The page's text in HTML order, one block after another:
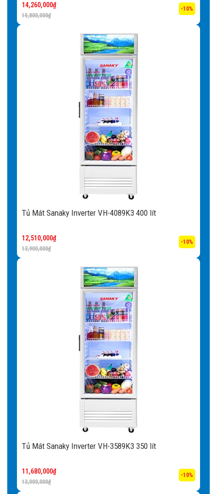
Thực phẩm tươi ngon cùng với
công nghệ NO FROST
Làm lạnh theo kiểu Nofrost với dàn lạnh gián tiếp nằm trên
nóc tủ có quạt đảo nhiệt đảm bảo nhiệt độ trong tủ luôn
Với công nghệ làm lạnh Nofrost, Tủ Mát Sanaky VH-
5089K sẽ hoàn toàn không gây ra hiện tượng đóng đá dàn
lạnh. Do vậy hạn chế việc người sử dụng phải xả đông khi
sử dụng và bảo quản đồ được tốt hơn.
Nhiều tiện ích nổi bật khác đi kèm
Tủ có trang bị bánh xe thuận tiện cho việc di
chuyển tủ vì tủ đông sở hữu trọng lượng lớn, tủ đông gây
nhiều khó khăn khi vận chuyển.
Tủ mát Sanaky được thiết kế với hệ thống đèn
LED dọc theo hông và nóc tủ, chiếu sáng toàn bộ các góc
khuất giúp trưng bày các sản phẩm bắt mắt và thu hút. Hơn
nữa, hệ thống đèn LED còn tiết kiệm điện năng và có tuổi
thọ bền bỉ hơn nhiều lần so với các loại đèn huỳnh quang,
sử dụng.
Hệ thống sưởi kính:
Hệ thống sưởi kính lấy nhiệt tỏa ra
15,800,000₫
14,260,000₫
-10%
Tủ Mát Sanaky Inverter VH-4089K3 400 lít
13,900,000₫
12,510,000₫
-10%
Tủ Mát Sanaky Inverter VH-3589K3 350 lít
13,000,000₫
11,680,000₫
-10%